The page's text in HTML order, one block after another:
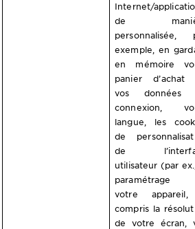
Internet/
de
personnalisée,
exemple, en
en mémoire
panier d’achat
vos données
connexion,
langue, les
de
de
utilisateur (par
paramétrage
votre
compris la
de votre écran,